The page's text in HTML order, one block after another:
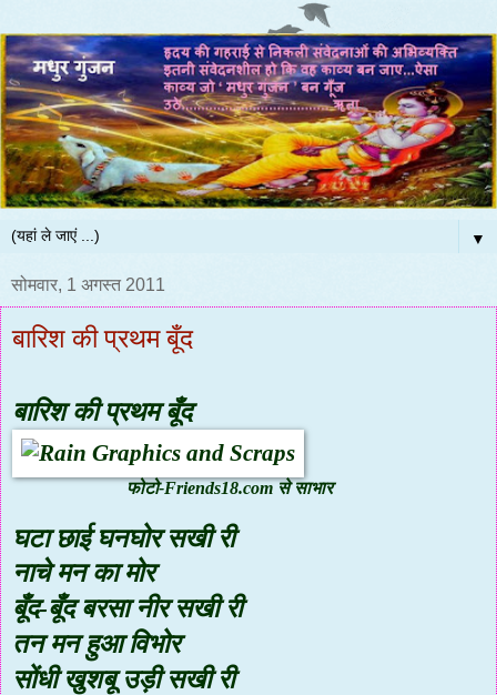
▼
सोमवार, 1 अगस्त 2011
बारिश की प्रथम बूँद
बारिश की प्रथम बूँद
फोटो-Friends18.com से साभार
घटा छाई घनघोर सखी री
नाचे मन का मोर
बूँद-बूँद बरसा नीर सखी री
तन मन हुआ विभोर
सोंधी खुशबू उड़ी सखी री